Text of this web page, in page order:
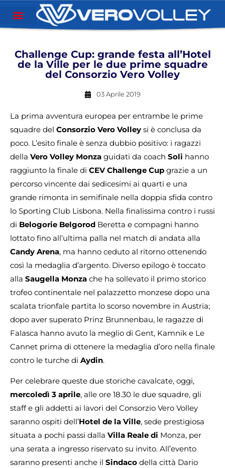
Challenge Cup: grande festa all’Hotel
de la Ville per le due prime squadre
del Consorzio Vero Volley
03 Aprile 2019
La prima avventura europea per entrambe le prime
squadre del Consorzio Vero Volley si è conclusa da
poco. L’esito finale è senza dubbio positivo: i ragazzi
della Vero Volley Monza guidati da coach Soli hanno
raggiunto la finale di CEV Challenge Cup grazie a un
percorso vincente dai sedicesimi ai quarti e una
grande rimonta in semifinale nella doppia sfida contro
lo Sporting Club Lisbona. Nella finalissima contro i russi
di Belogorie Belgorod Beretta e compagni hanno
lottato fino all’ultima palla nel match di andata alla
Candy Arena, ma hanno ceduto al ritorno ottenendo
così la medaglia d’argento. Diverso epilogo è toccato
alla Saugella Monza che ha sollevato il primo storico
trofeo continentale nel palazzetto monzese dopo una
scalata trionfale partita lo scorso novembre in Austria;
dopo aver superato Prinz Brunnenbau, le ragazze di
Falasca hanno avuto la meglio di Gent, Kamnik e Le
Cannet prima di ottenere la medaglia d’oro nella finale
contro le turche di Aydin.
Per celebrare queste due storiche cavalcate, oggi,
mercoledì 3 aprile, alle ore 18.30 le due squadre, gli
staff e gli addetti ai lavori del Consorzio Vero Volley
saranno ospiti dell’Hotel de la Ville, sede prestigiosa
situata a pochi passi dalla Villa Reale di Monza, per
una serata a ingresso riservato su invito. All’evento
saranno presenti anche il Sindaco della città Dario